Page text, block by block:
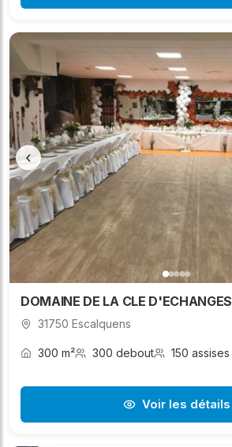
‹
DOMAINE DE LA CLE D'ECHANGES
31750 Escalquens
300 m² 300 debout 150 assises
Voir les détails